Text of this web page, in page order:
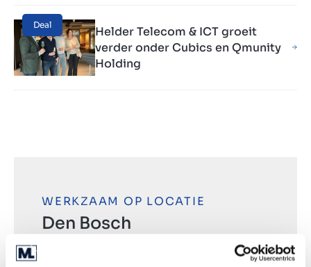
Deal
Helder Telecom & ICT groeit
verder onder Cubics en Qmunity
Holding
WERKZAAM OP LOCATIE
Den Bosch